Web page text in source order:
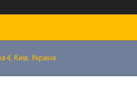
4, Київ, Україна